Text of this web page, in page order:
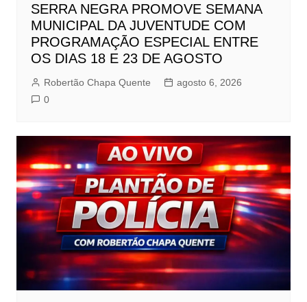
SERRA NEGRA PROMOVE SEMANA
MUNICIPAL DA JUVENTUDE COM
PROGRAMAÇÃO ESPECIAL ENTRE
OS DIAS 18 E 23 DE AGOSTO
Robertão Chapa Quente
agosto 6, 2026
0